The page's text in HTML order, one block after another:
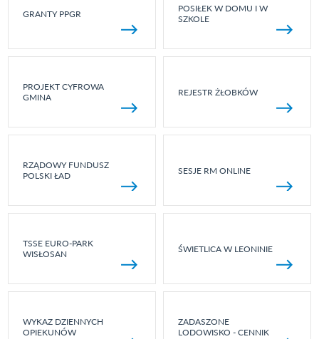
GRANTY PPGR
POSIŁEK W DOMU I W
SZKOLE
PROJEKT CYFROWA
GMINA
REJESTR ŻŁOBKÓW
RZĄDOWY FUNDUSZ
POLSKI ŁAD
SESJE RM ONLINE
TSSE EURO-PARK
WISŁOSAN
ŚWIETLICA W LEONINIE
WYKAZ DZIENNYCH
OPIEKUNÓW
ZADASZONE
LODOWISKO - CENNIK